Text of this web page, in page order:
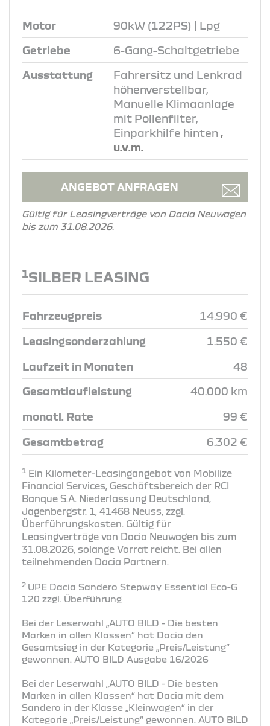
Motor 90kW (122PS) | Lpg
Getriebe 6-Gang-Schaltgetriebe
Ausstattung
Fahrersitz und Lenkrad
höhenverstellbar,
Manuelle Klimaanlage
mit Pollenfilter,
Einparkhilfe hinten ,
u.v.m.
ANGEBOT ANFRAGEN
Gültig für Leasingverträge von Dacia Neuwagen
bis zum 31.08.2026.
1SILBER LEASING
Fahrzeugpreis 14.990 €
Leasingsonderzahlung 1.550 €
Laufzeit in Monaten 48
Gesamtlaufleistung 40.000 km
monatl. Rate 99 €
Gesamtbetrag 6.302 €
1 Ein Kilometer-Leasingangebot von Mobilize
Financial Services, Geschäftsbereich der RCI
Banque S.A. Niederlassung Deutschland,
Jagenbergstr. 1, 41468 Neuss, zzgl.
Überführungskosten. Gültig für
Leasingverträge von Dacia Neuwagen bis zum
31.08.2026, solange Vorrat reicht. Bei allen
teilnehmenden Dacia Partnern.
2 UPE Dacia Sandero Stepway Essential Eco-G
120 zzgl. Überführung
Bei der Leserwahl „AUTO BILD - Die besten
Marken in allen Klassen“ hat Dacia den
Gesamtsieg in der Kategorie „Preis/Leistung“
gewonnen. AUTO BILD Ausgabe 16/2026
Bei der Leserwahl „AUTO BILD - Die besten
Marken in allen Klassen“ hat Dacia mit dem
Sandero in der Klasse „Kleinwagen“ in der
Kategorie „Preis/Leistung“ gewonnen. AUTO BILD